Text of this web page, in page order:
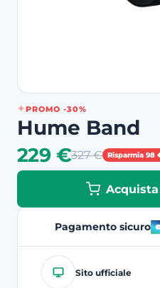
PROMO -30%
Hume Band
229 €327 € Risparmia 98
Pagamento sicuro
Sito ufficiale